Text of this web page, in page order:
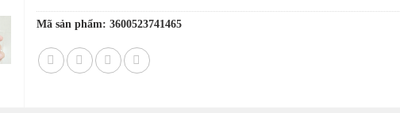
Mã sản phẩm:3600523741465